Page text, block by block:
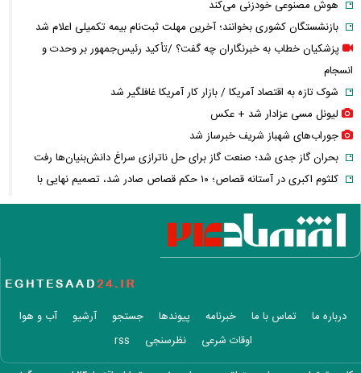
هوش مصنوعی خودزنی می‌کند
بازنشستگان کشوری بخوانند؛ آخرین مهلت ثبت‌نام بیمه تکمیلی اعلام شد
پزشکیان خطاب به خبرنگاران چه گفت؟ /تأکید رئیس‌جمهور بر وحدت و
انسجام
شوک تازه به اقتصاد آمریکا / بازار کار آمریکا غافلگیر شد
لیونل مسی عزادار شد + عکس
جوراب‌های شهباز شریف خبرساز شد
بحران گاز جدی شد؛ صنعت گاز برای حل ناترازی سراغ دانش‌بنیان‌ها رفت
کلثوم اکبری در آستانه قصاص؛ ۱۰ حکم قصاص صادر شد، تصمیم نهایی با
دیوان عالی
کوبا در تاریکی فرو رفت؛ برق کل کشور قطع شد
رقیب آینده F-۳۵ از راه می‌رسد؛ جنگنده نسل ششمی چه مشخصاتی دارد؟
عکس جدید هدی زین‌العابدین همه را غافلگیر کرد
اینفوگرافی/ سدهای تهران چقدر آب دارند؟
این فیلم از رهبر انقلاب را تاکنون ندیده بودید / انتشار برای نخستین بار
درباره ما تماس با ما خبرنامه پیوندها جستجو آرشیو
آب و هوا
اوقات شرعی
نظرسنجی rss